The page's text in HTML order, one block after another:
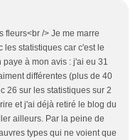
fleurs<br /> Je me marre
statistiques car c'est le
à mon avis : j'ai eu 31
différentes (plus de 40
26 sur les statistiques sur 2
et j'ai déjà retiré le blog du
ailleurs. Par la peine de
types qui ne voient que